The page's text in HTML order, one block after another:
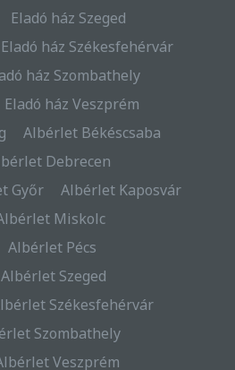
Eladó ház Szeged
Eladó ház Székesfehérvár
ház Szombathely
Eladó ház Veszprém
Albérlet Békéscsaba
Debrecen
Győr
Albérlet Kaposvár
Miskolc
Albérlet Pécs
Albérlet Szeged
Székesfehérvár
Szombathely
Veszprém